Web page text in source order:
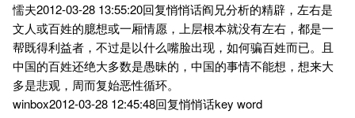
懦夫2012-03-28 13:55:20回复悄悄话阎兄分析的精辟，左右是
文人或百姓的臆想或一厢情愿，上层根本就没有左右，都是一
帮既得利益者，不过是以什么嘴脸出现，如何骗百姓而已。且
中国的百姓还绝大多数是愚昧的，中国的事情不能想，想来大
多是悲观，周而复始恶性循环。
winbox2012-03-28 12:45:48回复悄悄话key word